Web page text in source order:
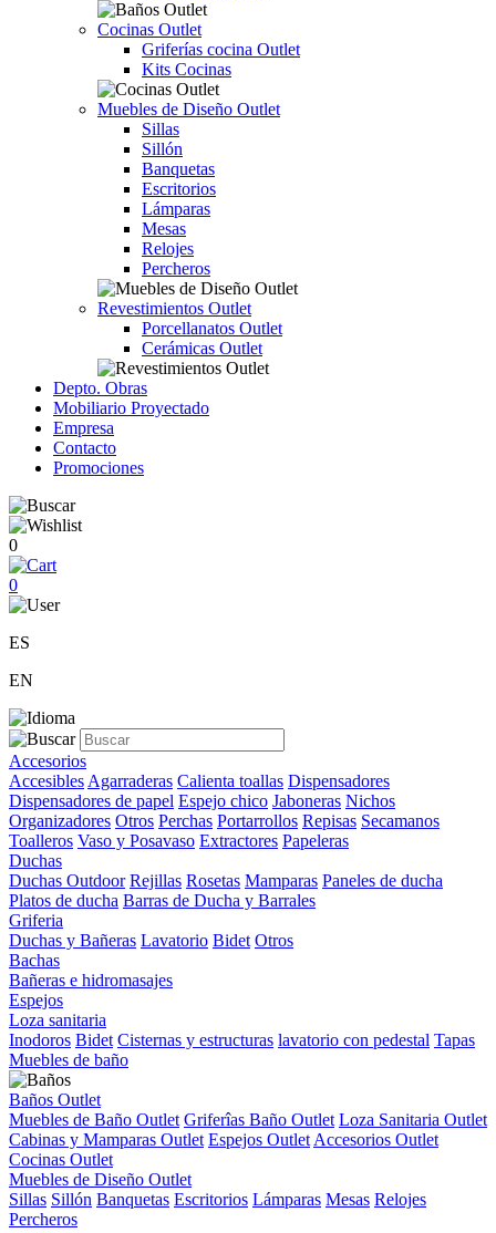
Cocinas Outlet
Griferías cocina Outlet
Kits Cocinas
Muebles de Diseño Outlet
Sillas
Sillón
Banquetas
Escritorios
Lámparas
Mesas
Relojes
Percheros
Revestimientos Outlet
Porcellanatos Outlet
Cerámicas Outlet
Depto. Obras
Mobiliario Proyectado
Empresa
Contacto
Promociones
0
0
ES
EN
Accesorios
Accesibles Agarraderas Calienta toallas Dispensadores
Dispensadores de papel Espejo chico Jaboneras Nichos
Organizadores Otros Perchas Portarrollos Repisas Secamanos
Toalleros Vaso y Posavaso Extractores Papeleras
Duchas
Duchas Outdoor Rejillas Rosetas Mamparas Paneles de ducha
Platos de ducha Barras de Ducha y Barrales
Griferia
Duchas y Bañeras Lavatorio Bidet Otros
Bachas
Bañeras e hidromasajes
Espejos
Loza sanitaria
Inodoros Bidet Cisternas y estructuras lavatorio con pedestal Tapas
Muebles de baño
Baños Outlet
Muebles de Baño Outlet Griferîas Baño Outlet Loza Sanitaria Outlet
Cabinas y Mamparas Outlet Espejos Outlet Accesorios Outlet
Cocinas Outlet
Muebles de Diseño Outlet
Sillas Sillón Banquetas Escritorios Lámparas Mesas Relojes
Percheros